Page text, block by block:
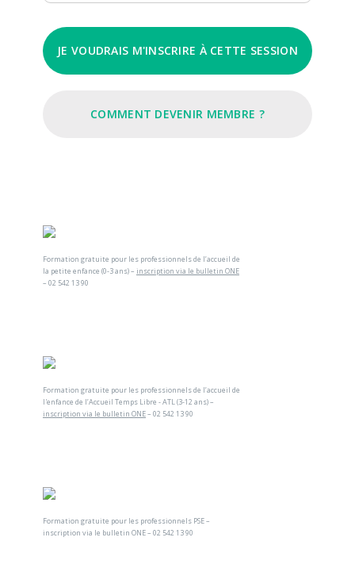
JE VOUDRAIS M'INSCRIRE À CETTE SESSION
COMMENT DEVENIR MEMBRE ?
Formation gratuite pour les professionnels de l’accueil de
la petite enfance (0-3 ans) – inscription via le bulletin ONE
– 02 542 13 90
Formation gratuite pour les professionnels de l’accueil de
l'enfance de l’Accueil Temps Libre - ATL (3-12 ans) –
inscription via le bulletin ONE– 02 542 13 90
Formation gratuite pour les professionnels PSE –
inscription via le bulletin ONE – 02 542 13 90